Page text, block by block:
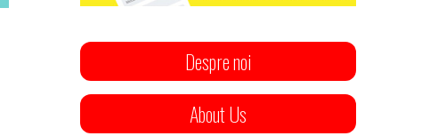
Despre noi
About Us